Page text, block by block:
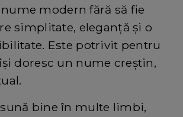
modern fără să fie
simplitate, eleganță și o
Este potrivit pentru
doresc un nume creștin,
bine în multe limbi,